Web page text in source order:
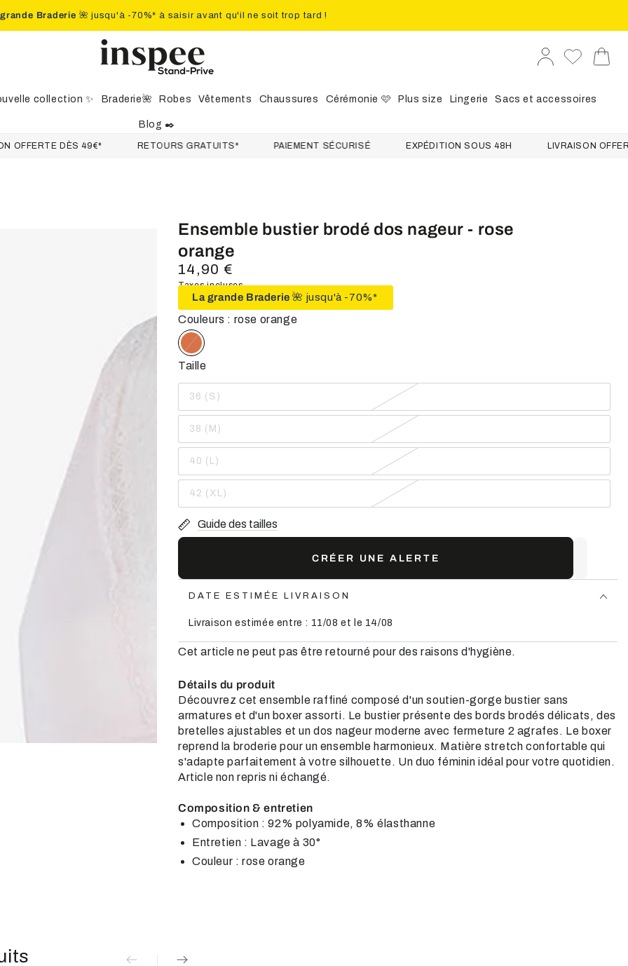
grande Braderie 🌺 jusqu'à -70%* à saisir avant qu'il ne soit trop tard !
collection ✨ Braderie🌺 Robes Vêtements Chaussures Cérémonie 🩷 Plus size Lingerie Sacs et accessoires
Blog ✒️
connecter
Panier
DÈS 49€* RETOURS GRATUITS* PAIEMENT SÉCURISÉ EXPÉDITION SOUS 48H LIVRAISON OFFERTE
Ensemble bustier brodé dos nageur - rose
orange
Prix
normal
14,90 €
Taxes incluses.
La grande Braderie 🌺 jusqu'à -70%*
Couleurs : rose orange
Taille
36 (S)
Variante
épuisée
indisponible
38 (M)
Variante
épuisée
indisponible
40 (L)
Variante
épuisée
indisponible
42 (XL)
Variante
épuisée
indisponible
Guide des tailles
CRÉER UNE ALERTE
DATE ESTIMÉE LIVRAISON
Livraison estimée entre : 11/08 et le 14/08
Cet article ne peut pas être retourné pour des raisons d'hygiène.
Détails du produit
Découvrez cet ensemble raffiné composé d'un soutien-gorge bustier sans
armatures et d'un boxer assorti. Le bustier présente des bords brodés délicats, des
bretelles ajustables et un dos nageur moderne avec fermeture 2 agrafes. Le boxer
reprend la broderie pour un ensemble harmonieux. Matière stretch confortable qui
s'adapte parfaitement à votre silhouette. Un duo féminin idéal pour votre quotidien.
Article non repris ni échangé.
Composition & entretien
Composition : 92% polyamide, 8% élasthanne
Entretien : Lavage à 30°
Couleur : rose orange